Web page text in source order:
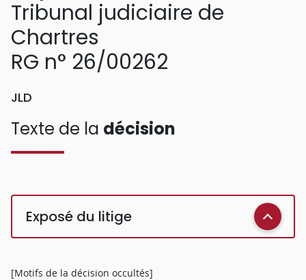
Tribunal judiciaire de
Chartres
RG n° 26/00262
JLD
Texte de la décision
Exposé du litige
[Motifs de la décision occultés]